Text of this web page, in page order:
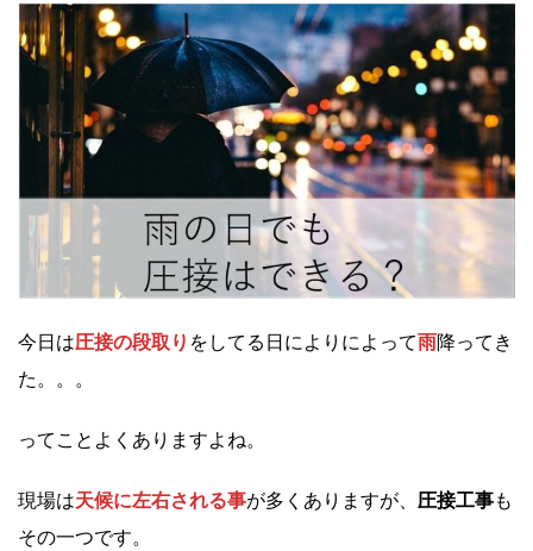
今日は圧接の段取り をしてる日によりによって雨降ってき
た。。。
ってことよくありますよね。
現場は天候に左右される事が多くありますが、 圧接工事も
その一つです。